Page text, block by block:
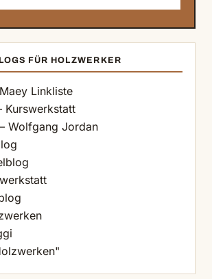
FÜR HOLZWERKER
Linkliste
Kurswerkstatt
Wolfgang Jordan